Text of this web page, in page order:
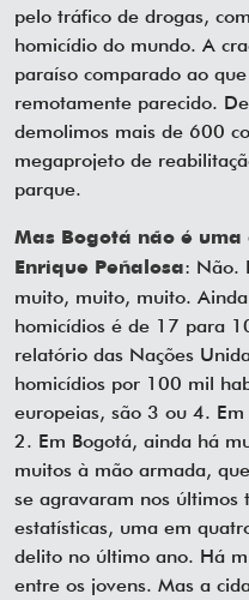
pelo tráfico de drogas,
homicídio do mundo. A
paraíso comparado ao
remotamente parecido.
demolimos mais de 600
megaprojeto de
parque.
Mas Bogotá não é
Enrique Peñalosa: Não.
muito, muito, muito.
homicídios é de 17 para
relatório das Nações
homicídios por 100 mil
europeias, são 3 ou 4.
2. Em Bogotá, ainda há
muitos à mão armada,
se agravaram nos últimos
estatísticas, uma em
delito no último ano. Há
entre os jovens. Mas a